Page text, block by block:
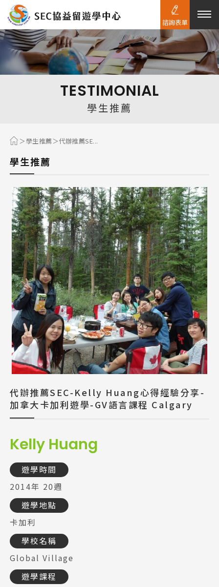
熱門搜尋：
TESTIMONIAL
學生推薦
學生推薦 代辦推薦SE...
學生推薦
代辦推薦SEC-Kelly Huang心得經驗分享-
加拿大卡加利遊學-GV語言課程 Calgary
Kelly Huang
遊學時間
2014年 20週
遊學地點
卡加利
學校名稱
Global Village
遊學課程
諮詢表單